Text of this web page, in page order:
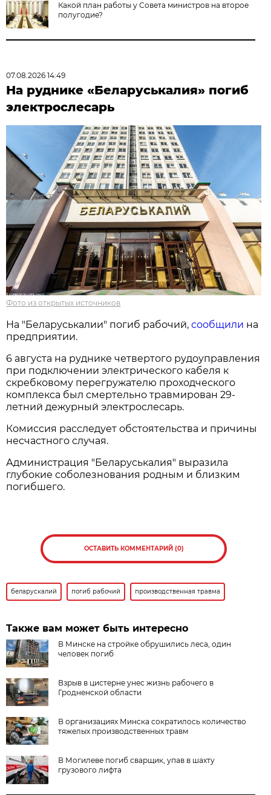
Какой план работы у Совета министров на второе
полугодие?
07.08.2026 14:49
На руднике «Беларуськалия» погиб
электрослесарь
Фото из открытых источников
На "Беларуськалии" погиб рабочий,сообщили на
предприятии.
6 августа на руднике четвертого рудоуправления
при подключении электрического кабеля к
скребковому перегружателю проходческого
комплекса был смертельно травмирован 29-
летний дежурный электрослесарь.
Комиссия расследует обстоятельства и причины
несчастного случая.
Администрация "Беларуськалия" выразила
глубокие соболезнования родным и близким
погибшего.
ОСТАВИТЬ КОММЕНТАРИЙ (0)
беларускалий погиб рабочий производственная травма
Также вам может быть интересно
В Минске на стройке обрушились леса, один
человек погиб
Взрыв в цистерне унес жизнь рабочего в
Гродненской области
В организациях Минска сократилось количество
тяжелых производственных травм
В Могилеве погиб сварщик, упав в шахту
грузового лифта